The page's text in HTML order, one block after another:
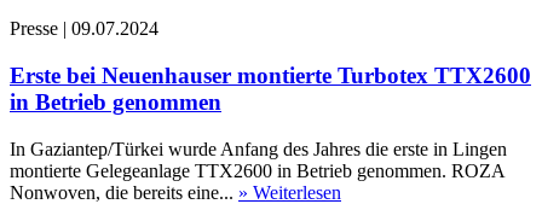
Presse | 09.07.2024
Erste bei Neuenhauser montierte Turbotex TTX2600
in Betrieb genommen
In Gaziantep/Türkei wurde Anfang des Jahres die erste in Lingen
montierte Gelegeanlage TTX2600 in Betrieb genommen. ROZA
Nonwoven, die bereits eine... » Weiterlesen